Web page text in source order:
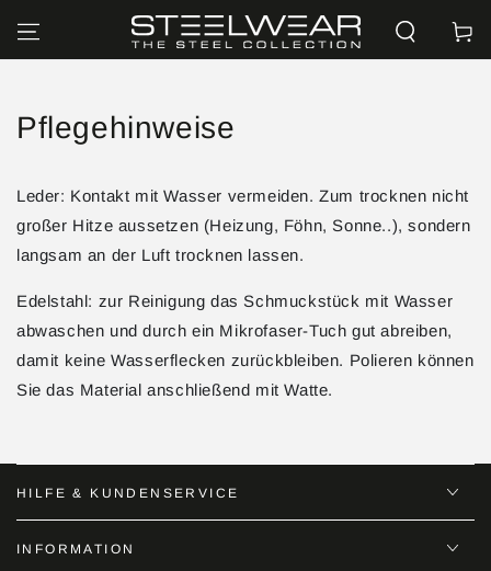
SPRINGEN
Pflegehinweise
Leder: Kontakt mit Wasser vermeiden. Zum trocknen nicht
großer Hitze aussetzen (Heizung, Föhn, Sonne..), sondern
langsam an der Luft trocknen lassen.
Edelstahl: zur Reinigung das Schmuckstück mit Wasser
abwaschen und durch ein Mikrofaser-Tuch gut abreiben,
damit keine Wasserflecken zurückbleiben. Polieren können
Sie das Material anschließend mit Watte.
HILFE & KUNDENSERVICE
INFORMATION